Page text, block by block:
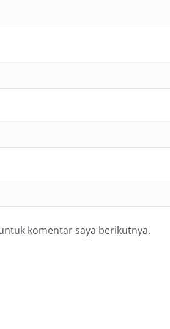
komentar saya berikutnya.